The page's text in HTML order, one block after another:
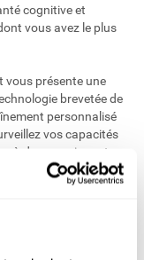
cognitive et
vous avez le plus
vous présente une
brevetée de
personnalisé
vos capacités
à des exercices et
pouvez aussi
faire et des
disponibles en